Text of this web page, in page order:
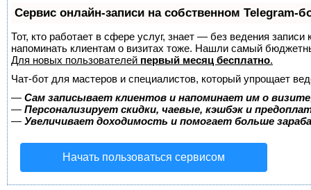
Сервис онлайн-записи на собственном Telegram-
Тот, кто работает в сфере услуг, знает — без ведения
напоминать клиентам о визитах тоже. Нашли самый
Для новых пользователей первый месяц бесплатно.
Чат-бот для мастеров и специалистов, который упрощает
— Сам записывает клиентов и напоминает им о
— Персонализирует скидки, чаевые, кэшбэк и
— Увеличивает доходимость и помогает больше
Начать пользоваться сервисом